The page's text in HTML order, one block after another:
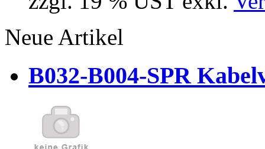
Neue Artikel
B032-B004-SPR